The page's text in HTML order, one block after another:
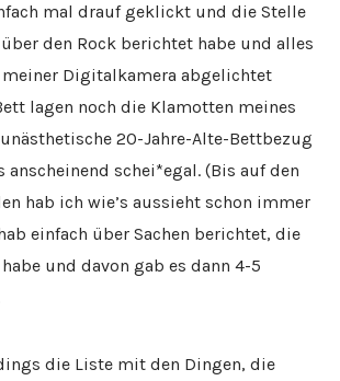
mal drauf geklickt und die Stelle
den Rock berichtet habe und alles
Digitalkamera abgelichtet
lagen noch die Klamotten meines
20-Jahre-Alte-Bettbezug
anscheinend schei*egal. (Bis auf den
hab ich wie’s aussieht schon immer
einfach über Sachen berichtet, die
und davon gab es dann 4-5
die Liste mit den Dingen, die